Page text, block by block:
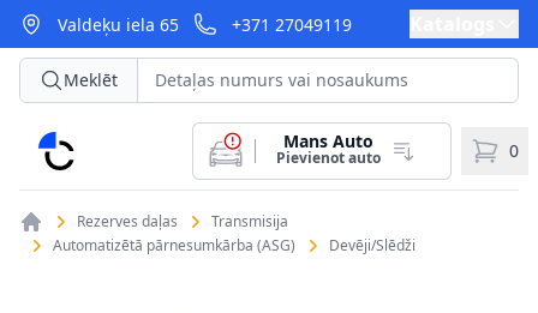
Valdeķu iela 65 +371 27049119
CarParts
Meklēt
Mans Auto
Pievienot auto 0
Rezerves daļas
Transmisija
Automatizētā pārnesumkārba (ASG)
Devēji/Slēdži